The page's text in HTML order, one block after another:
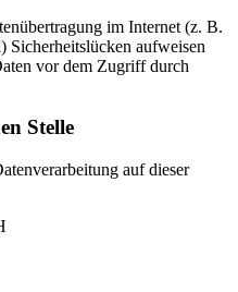
im Internet (z. B.
aufweisen
vor dem Zugriff durch
Stelle
auf dieser